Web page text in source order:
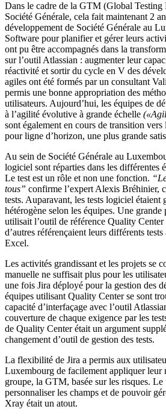
Dans le cadre de la GTM (Global
Société Générale, cela fait maintenant 2
développement de Société Générale au
Software pour planifier et gérer leurs
ont pu être accompagnés dans la
sur l’outil Atlassian : augmenter leur
réactivité et sortir du cycle en V des
agiles ont été formés par un consultant
permis une bonne appropriation des
utilisateurs. Aujourd’hui, les équipes de
à l’agilité évolutive à grande échelle
sont également en cours de transition
pour ligne d’horizon, une plus grande
Au sein de Société Générale au
logiciel sont réparties dans les différentes
Le test est un rôle et non une fonction.
tous” confirme l’expert Alexis Bréhinier,
tests. Auparavant, les tests logiciel étaient
hétérogène selon les équipes. Une grande
utilisait l’outil de référence Quality
d’autres référençaient leurs différents
Excel.
Les activités grandissant et les projets se
manuelle ne suffisait plus pour les
une fois Jira déployé pour la gestion des
équipes utilisant Quality Center se sont
capacité d’interfaçage avec l’outil
couverture de chaque exigence par les
de Quality Center était un argument
changement d’outil de gestion des tests.
La flexibilité de Jira a permis aux
Luxembourg de facilement appliquer leur
groupe, la GTM, basée sur les risques.
personnaliser les champs et de pouvoir
Xray était un atout.